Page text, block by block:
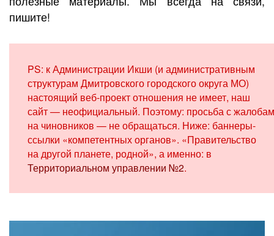
пишите!
PS: к Администрации Икши (и административным
структурам Дмитровского городского округа МО)
настоящий веб-проект отношения не имеет, наш
сайт — неофициальный. Поэтому: просьба с
на чиновников — не обращаться. Ниже: баннеры-
ссылки «компетентных органов». «Правительство
на другой планете, родной», а именно: в
Территориальном управлении №2.